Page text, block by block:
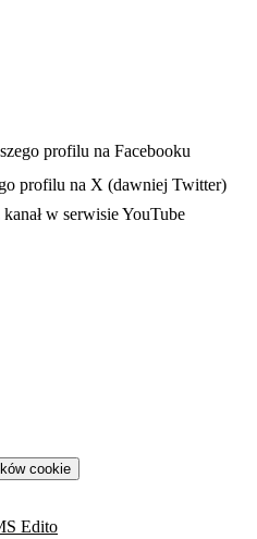
nowej karcieprofilu na Facebooku
profilu na X (dawniej Twitter)
nowej karciew serwisie YouTube
cookie
Edito